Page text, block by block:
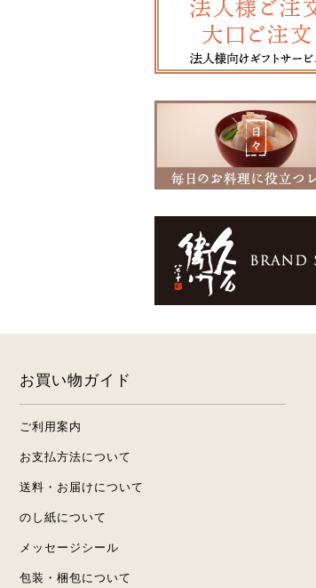
お買い物ガイド
ご利用案内
お支払方法について
送料・お届けについて
のし紙について
メッセージシール
包装・梱包について